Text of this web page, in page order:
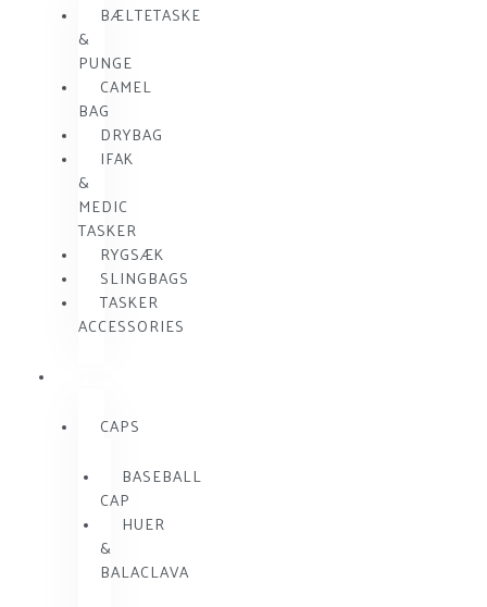
BÆLTETASKE
&
PUNGE
CAMEL
BAG
DRYBAG
IFAK
&
MEDIC
TASKER
RYGSÆK
SLINGBAGS
TASKER
ACCESSORIES
CAPS
BASEBALL
CAP
HUER
&
BALACLAVA